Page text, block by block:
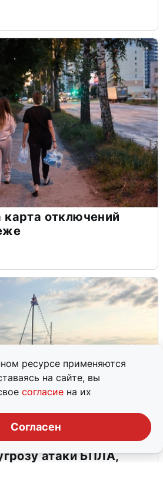
ресурсе применяются
на сайте, вы
согласие на их
Согласен
отключений
атаки БПЛА,